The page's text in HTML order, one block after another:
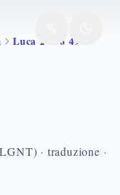
Luca 24 36 49
· traduzione ·